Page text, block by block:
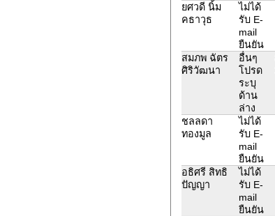
ยศวดี นิ้ม
คธาวุธ
ไม่ได้
รับ E-
mail
ยืนยัน
สมภพ ฉัตร
ศิริวัฒนา
อื่นๆ
โปรด
ระบุ
ด้าน
ล่าง
ชลลดา
ทองมูล
ไม่ได้
รับ E-
mail
ยืนยัน
อธิศรี สิทธิ
ปัญญา
ไม่ได้
รับ E-
mail
ยืนยัน